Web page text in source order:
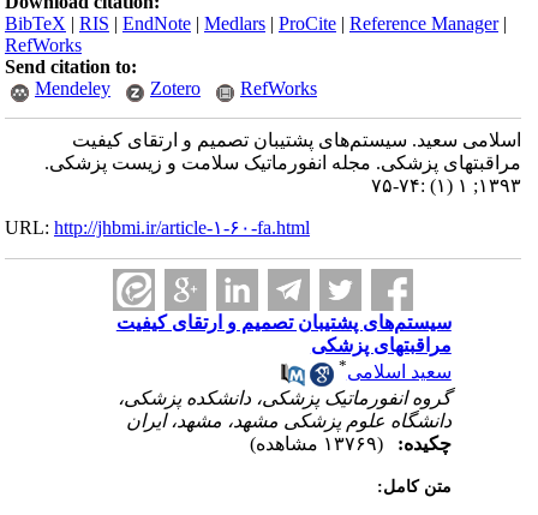
BibTeX |RIS |EndNote |Medlars |ProCite |Reference Manager
RefWorks
Send citation to:
Mendeley
Zotero RefWorks
اسلامی سعید. سیستم‌های پشتیبان تصمیم و ارتقای کیفیت
مراقبتهای پزشکی. مجله انفورماتیک سلامت و زیست پزشکی.
۱۳۹۳; ۱ (۱) :۷۴-۷۵
URL:http://jhbmi.ir/article-۱-۶۰-fa.html
سیستم‌های پشتیبان تصمیم و ارتقای کیفیت
مراقبتهای پزشکی
سعید اسلامی
گروه انفورماتیک پزشکی، دانشکده پزشکی،
دانشگاه علوم پزشکی مشهد، مشهد، ایران
چکیده:
متن کامل: